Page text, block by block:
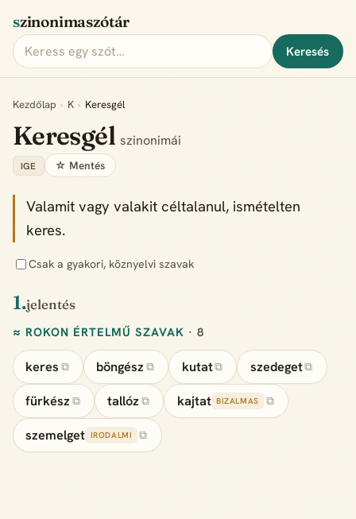
szinonimaszótár
Keresés
Kezdőlap › K › Keresgél
Keresgélszinonimái
IGE ☆ Mentés
Valamit vagy valakit céltalanul, ismételten
keres.
Csak a gyakori, köznyelvi szavak
1.jelentés
≈ ROKON ÉRTELMŰ SZAVAK · 8
keres ⧉ böngész ⧉ kutat⧉ szedeget⧉
fürkész ⧉ tallóz ⧉ kajtat BIZALMAS ⧉
szemelget IRODALMI ⧉